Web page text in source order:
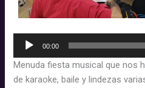
Reproductor
00:00
Menuda fiesta musical que nos
de karaoke, baile y lindezas